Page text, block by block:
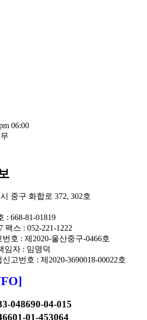
06:00
중구 화합로 372, 302호
: 668-81-01819
팩스 : 052-221-1222
호 : 제2020-울산중구-0466호
임자 : 임명덕
고번호 : 제2020-3690018-00022호
048690-04-015
01-453064